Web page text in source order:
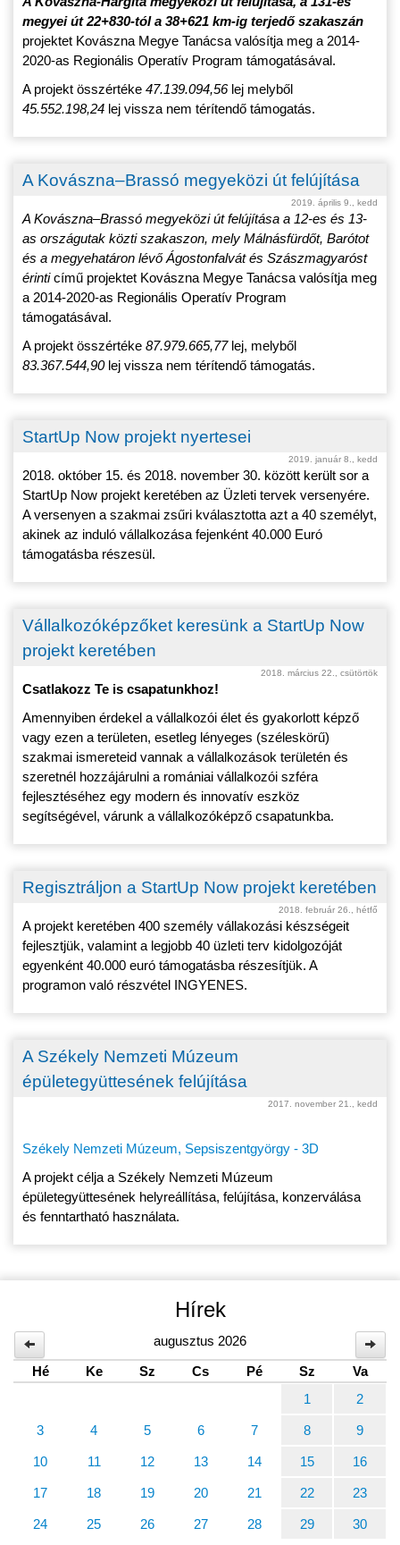
megyei út22+830-tól a 38+621 km-ig terjedő szakaszán
projektet Kovászna Megye Tanácsa valósítja meg a 2014-
2020-as Regionális Operatív Program támogatásával.
A projekt összértéke 47.139.094,56 lej melyből
45.552.198,24 lej vissza nem térítendő támogatás.
A Kovászna–Brassó megyeközi út felújítása
2019. április 9., kedd
A Kovászna–Brassó megyeközi út felújítása a 12-es és 13-
as országutak közti szakaszon, mely Málnásfürdőt, Barótot
és a megyehatáron lévő Ágostonfalvát és Szászmagyaróst
érinticímű projektet Kovászna Megye Tanácsa valósítja meg
a 2014-2020-as Regionális Operatív Program
támogatásával.
A projekt összértéke 87.979.665,77 lej, melyből
83.367.544,90 lej vissza nem térítendő támogatás.
StartUp Now projekt nyertesei
2019. január 8., kedd
2018. október 15. és 2018. november 30. között került sor a
StartUp Now projekt keretében az Üzleti tervek versenyére.
A versenyen a szakmai zsűri kválasztotta azt a 40 személyt,
akinek az induló vállalkozása fejenként 40.000 Euró
támogatásba részesül.
Vállalkozóképzőket keresünk a StartUp Now
projekt keretében
2018. március 22., csütörtök
Csatlakozz Te is csapatunkhoz!
Amennyiben érdekel a vállalkozói élet és gyakorlott képző
vagy ezen a területen, esetleg lényeges (széleskörű)
szakmai ismereteid vannak a vállalkozások területén és
szeretnél hozzájárulni a romániai vállalkozói szféra
fejlesztéséhez egy modern és innovatív eszköz
segítségével, várunk a vállalkozóképző csapatunkba.
Regisztráljon a StartUp Now projekt keretében
2018. február 26., hétfő
A projekt keretében 400 személy vállakozási készségeit
fejlesztjük, valamint a legjobb 40 üzleti terv kidolgozóját
egyenként 40.000 euró támogatásba részesítjük. A
programon való részvétel INGYENES.
A Székely Nemzeti Múzeum
épületegyüttesének felújítása
2017. november 21., kedd
Székely Nemzeti Múzeum, Sepsiszentgyörgy - 3D
A projekt célja a Székely Nemzeti Múzeum
épületegyüttesének helyreállítása, felújítása, konzerválása
és fenntartható használata.
Hírek
augusztus 2026
Hé
Ke Sz Cs Pé Sz
Va
1
2
3 4 5 6 7 8 9
10 11 12 13 14 15 16
17 18 19 20 21 22 23
24 25 26 27 28 29 30